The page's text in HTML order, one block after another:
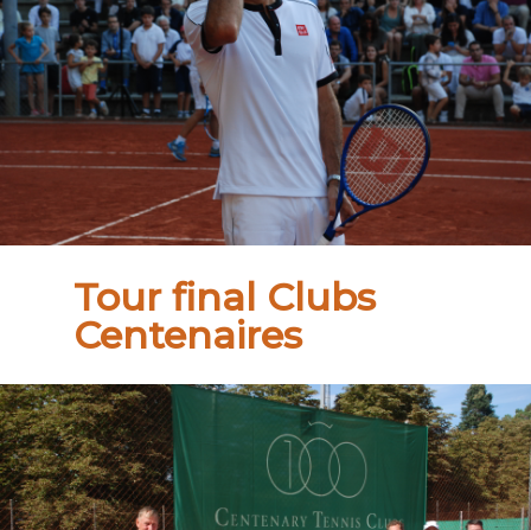
Tour final Clubs
Centenaires